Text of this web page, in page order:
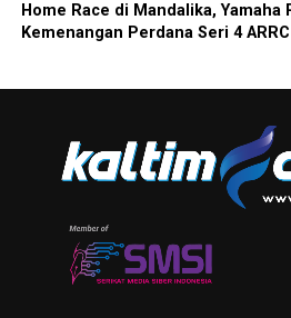
Home Race di Mandalika,
Kemenangan Perdana Seri 4